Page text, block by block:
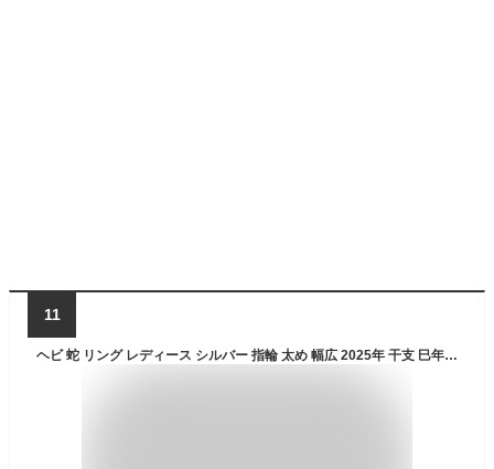
11
ヘビ 蛇 リング レディース シルバー 指輪 太め 幅広 2025年 干支 巳年 縁起物 お守り スネーク sv925 婚約指輪 ピンキーリング 人気 ジュエリー おしゃれ 誕生日 プレゼント 記念日 贈り物 普段 使い